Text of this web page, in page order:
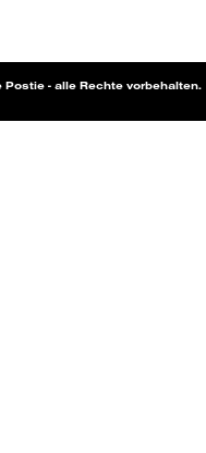
Postie - alle Rechte vorbehalten.